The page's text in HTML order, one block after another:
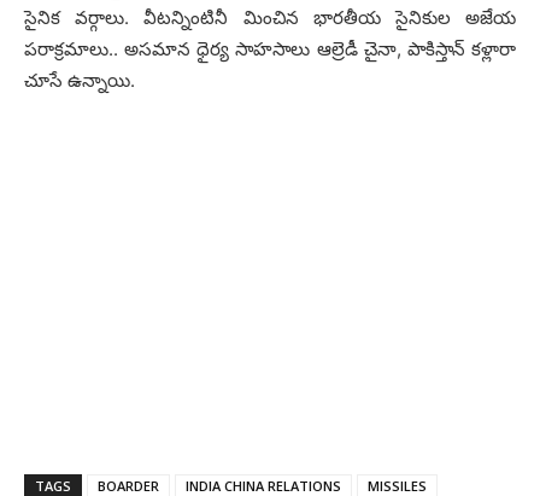
సైనిక‌ వ‌ర్గాలు. వీట‌న్నింటినీ మించిన భార‌తీయ సైనికుల అజేయ
ప‌రాక్ర‌మాలు.. అస‌మాన ధైర్య‌ సాహ‌సాలు ఆల్రెడీ చైనా, పాకిస్తాన్ క‌ళ్లారా
చూసే ఉన్నాయి.
TAGS BOARDER INDIA CHINA RELATIONS
MISSILES